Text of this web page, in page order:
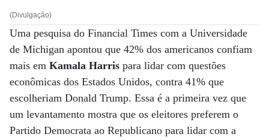
(Divulgação)
Uma pesquisa do Financial Times com a Universidade
de Michigan apontou que 42% dos americanos confiam
mais em Kamala Harris para lidar com questões
econômicas dos Estados Unidos, contra 41% que
escolheriam Donald Trump. Essa é a primeira vez que
um levantamento mostra que os eleitores preferem o
Partido Democrata ao Republicano para lidar com a